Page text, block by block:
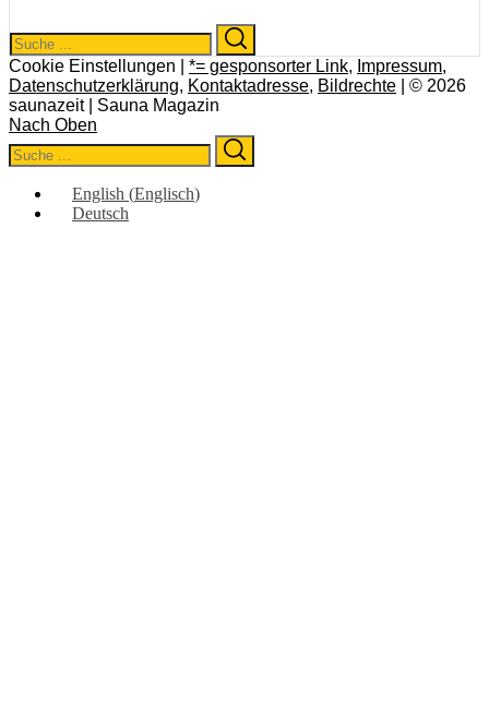
Search
for:
Cookie Einstellungen | *= gesponsorter Link, Impressum,
Datenschutzerklärung, Kontaktadresse, Bildrechte | © 2026
saunazeit | Sauna Magazin
Nach Oben
Search
for:
English (Englisch)
Deutsch